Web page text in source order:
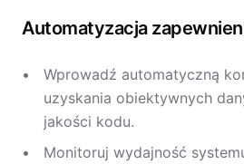
Automatyzacja
Wprowadź automatyczną
uzyskania obiektywnych
jakości kodu.
Monitoruj wydajność